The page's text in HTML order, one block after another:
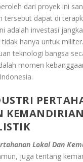
dari proyek ini
tersebut dapat di
adalah investasi
hanya untuk
teknologi bangsa
momen
KEMANDIRIAN
Lokal Dan
juga tentang